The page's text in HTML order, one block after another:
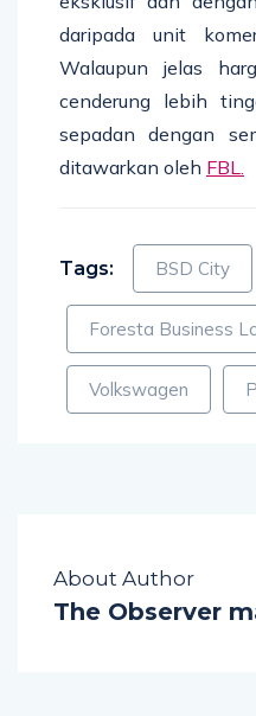
daripada unit
Walaupun jelas
cenderung lebih
sepadan dengan
ditawarkan oleh FBL.
Tags: BSD City
Foresta Business
Volkswagen
About Author
The Observer